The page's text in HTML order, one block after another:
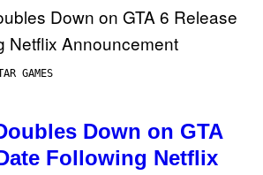
GAMES
Down on GTA
Following Netflix